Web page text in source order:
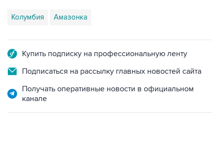
Колумбия Амазонка
Купить подписку на профессиональную ленту
Подписаться на рассылку главных новостей сайта
Получать оперативные новости в официальном
канале